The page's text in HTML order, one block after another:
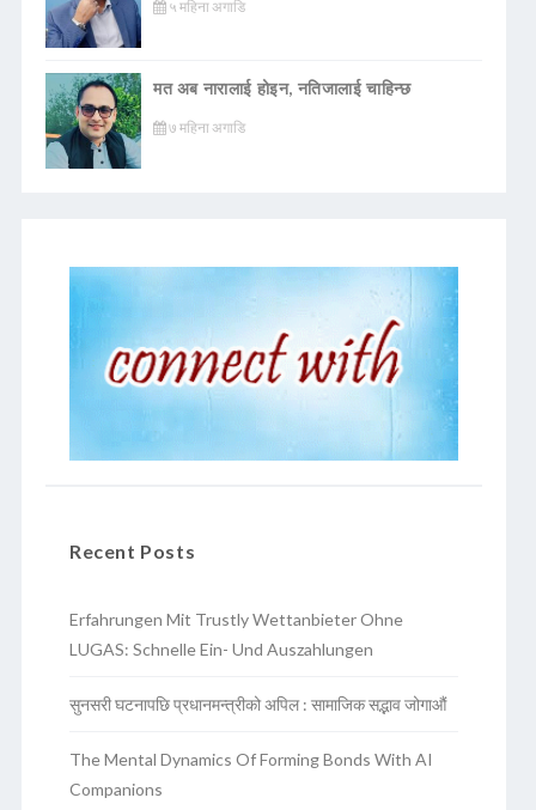
५ महिना अगाडि
मत अब नारालाई होइन, नतिजालाई चाहिन्छ
७ महिना अगाडि
Recent Posts
Erfahrungen Mit Trustly Wettanbieter Ohne
LUGAS: Schnelle Ein- Und Auszahlungen
सुनसरी घटनापछि प्रधानमन्त्रीको अपिल : सामाजिक सद्भाव जोगाऔं
The Mental Dynamics Of Forming Bonds With AI
Companions